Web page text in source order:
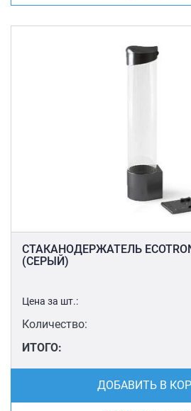
СТАКАНОДЕРЖАТЕЛЬ
(СЕРЫЙ)
Цена за шт.:
Количество:
ИТОГО:
ДОБАВИТЬ В